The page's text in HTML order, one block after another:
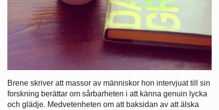
Brene skriver att massor av människor hon intervjuat till sin
forskning berättar om sårbarheten i att känna genuin lycka
och glädje. Medvetenheten om att baksidan av att älska